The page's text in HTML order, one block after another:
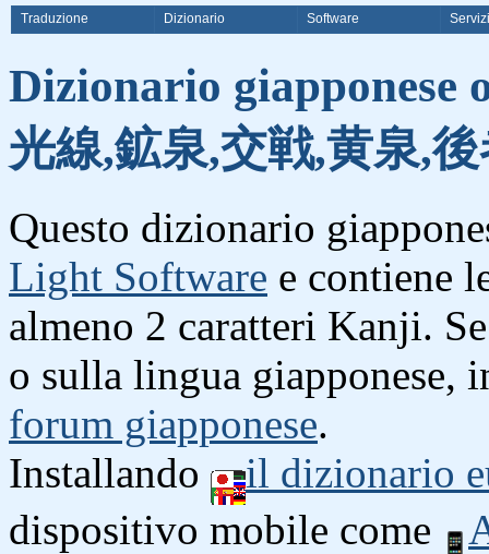
Traduzione Dizionario Software Servizi
Dizionario giapponese
光線,鉱泉,交戦,黄泉,
Questo dizionario
Light Software e contiene
almeno 2 caratteri Kanji.
o sulla lingua giapponese,
forum giapponese.
Installando
il dizionario
dispositivo mobile come